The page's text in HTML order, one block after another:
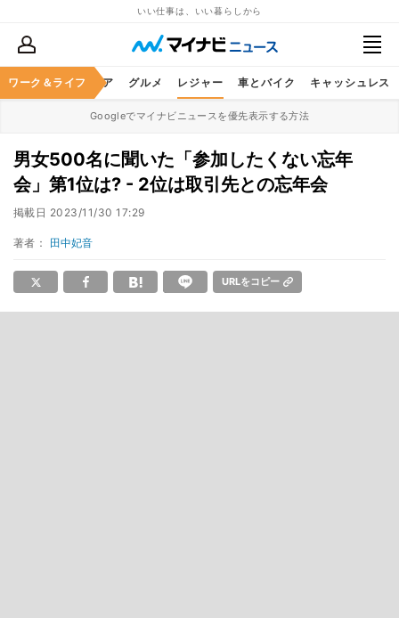
いい仕事は、いい暮らしから
ワーク＆ライフ
暮らし ヘルスケア グルメ レジャー 車とバイク キャッシュレス
Googleでマイナビニュースを優先表示する方法
男女500名に聞いた「参加したくない忘年
会」第1位は? - 2位は取引先との忘年会
掲載日 2023/11/30 17:29
著者： 田中妃音
URLをコピー